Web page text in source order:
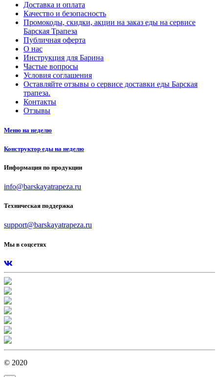
Доставка и оплата
Качество и безопасность
Промокоды, скидки, акции на заказ еды на сервисе
Барская Трапеза
Публичная оферта
О нас
Инструкция для Барина
Частые вопросы
Условия соглашения
Оставляйте отзывы о сервисе доставки еды Барская
трапеза.
Контакты
Отзывы
Меню на неделю
Конструктор еды на неделю
Информация по продукции
info@barskayatrapeza.ru
Техническая поддержка
support@barskayatrapeza.ru
Мы в соцсетях
© 2020